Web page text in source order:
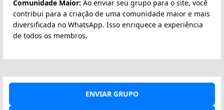
Comunidade Maior: Ao enviar seu grupo para o site, você
contribui para a criação de uma comunidade maior e mais
diversificada no WhatsApp. Isso enriquece a experiência
de todos os membros.
ENVIAR GRUPO